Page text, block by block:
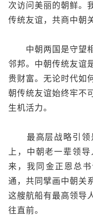
次访问美丽的朝鲜。
传统友谊，共商中朝
中朝两国是守望相
邻邦。中朝传统友谊
贵财富。无论时代如
朝传统友谊始终牢不
生机活力。
最高层战略引领
上，中朝老一辈领
来，我同金正恩总
通，共同擘画中朝关
这艘航船有最高领导
往直前。